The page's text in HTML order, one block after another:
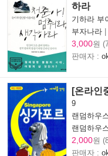
하라
기하라 부
부자나라 |
3,000원
판매자 :
[온라인
9
랜덤하우
랜덤하우
2,000원
판매자 :